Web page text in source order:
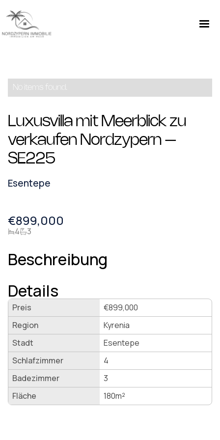
No items found.
Luxusvilla mit Meerblick zu
verkaufen Nordzypern –
SE225
Esentepe
€899,000
4 3
Beschreibung
Details
Preis
€899,000
Region
Kyrenia
Stadt
Esentepe
Schlafzimmer
4
Badezimmer
3
Fläche
180m²